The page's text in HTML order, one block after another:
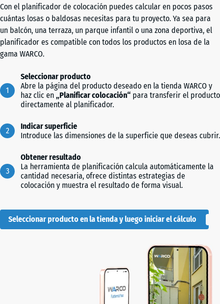
Con el planificador de colocación puedes calcular en pocos pasos
cuántas losas o baldosas necesitas para tu proyecto. Ya sea para
un balcón, una terraza, un parque infantil o una zona deportiva, el
planificador es compatible con todos los productos en losa de la
gama WARCO.
Seleccionar producto
Abre la página del producto deseado en la tienda WARCO y
haz clic en „Planificar colocación“ para transferir el producto
directamente al planificador.
Indicar superficie
Introduce las dimensiones de la superficie que deseas cubrir.
Obtener resultado
La herramienta de planificación calcula automáticamente la
cantidad necesaria, ofrece distintas estrategias de
colocación y muestra el resultado de forma visual.
Seleccionar producto en la tienda y luego iniciar el cálculo